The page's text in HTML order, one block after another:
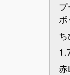
ボ
赤